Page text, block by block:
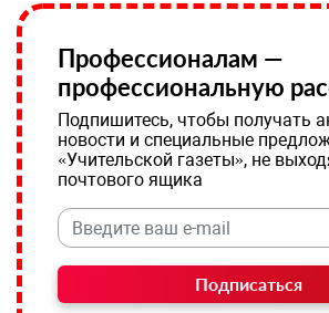
Профессионалам —
профессиональную
Подпишитесь, чтобы получать
новости и специальные
«Учительской газеты», не
почтового ящика
Подписаться